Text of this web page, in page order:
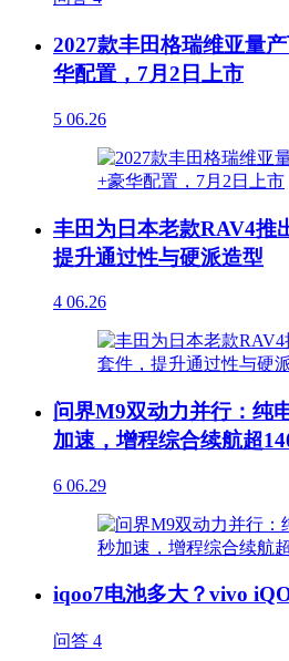
2027款丰田格瑞维亚量
华配置，7月2日上市
5 06.26
丰田为日本老款RAV4推
提升通过性与硬派造型
4 06.26
问界M9双动力并行：纯
加速，增程综合续航超
6 06.29
iqoo7电池多大？vivo
问答 4